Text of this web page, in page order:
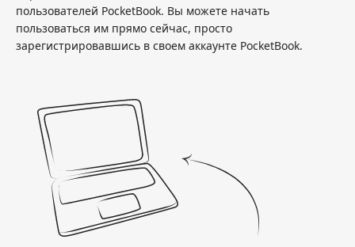
пользователей PocketBook. Вы можете начать
пользоваться им прямо сейчас, просто
зарегистрировавшись в своем аккаунте PocketBook.